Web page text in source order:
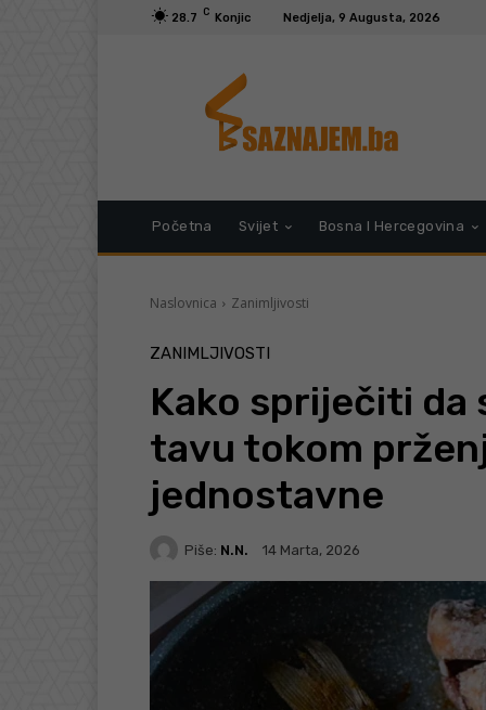
28.7 C Konjic Nedjelja, 9 Augusta, 2026
Početna Svijet Bosna I Hercegovina
Naslovnica Zanimljivosti
ZANIMLJIVOSTI
Kako spriječiti da
tavu tokom
jednostavne
Piše: N.N. 14 Marta, 2026